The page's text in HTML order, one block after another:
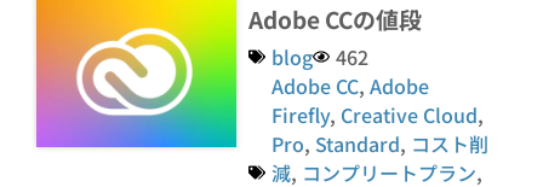
Adobe CCの値段
blog
462
Adobe CC,Adobe
Firefly, Creative Cloud,
Pro, Standard, コスト削
減, コンプリートプラン,